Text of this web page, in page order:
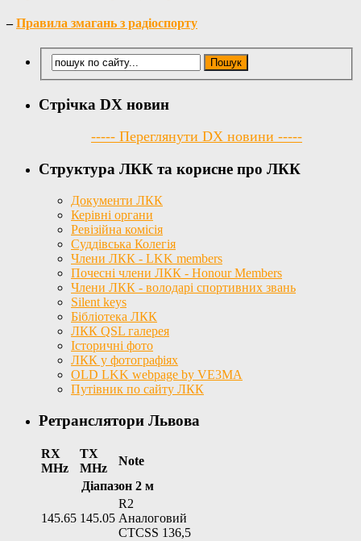
–Правила змагань з радіоспорту
Стрічка DX новин
----- Переглянути DX новини -----
Структура ЛКК та корисне про ЛКК
Документи ЛКК
Керівні органи
Ревізійна комісія
Суддівська Колегія
Члени ЛКК - LKK members
Почесні члени ЛКК - Honour Members
Члени ЛКК - володарі спортивних звань
Silent keys
Бібліотека ЛКК
ЛКК QSL галерея
Історичні фото
ЛКК у фотографіях
OLD LKK webpage by VE3MA
Путівник по сайту ЛКК
Ретранслятори Львова
RX
MHz
TX
MHz
Note
Діапазон 2 м
145.65 145.05
R2
Аналоговий
CTCSS 136,5